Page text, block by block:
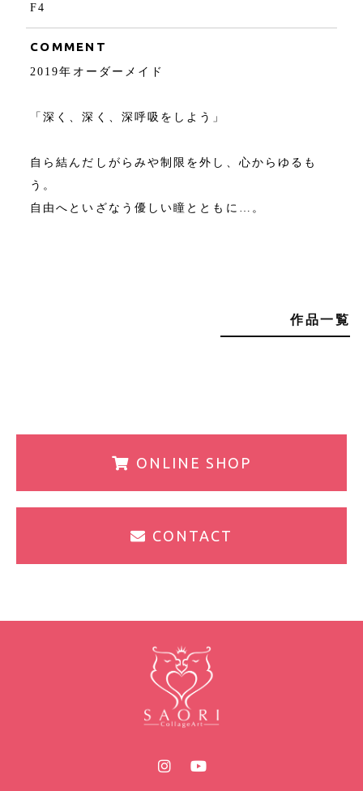
F4
COMMENT
2019年オーダーメイド
「深く、深く、深呼吸をしよう」
自ら結んだしがらみや制限を外し、心からゆるも
う。
自由へといざなう優しい瞳とともに…。
作品一覧
ONLINE SHOP
CONTACT